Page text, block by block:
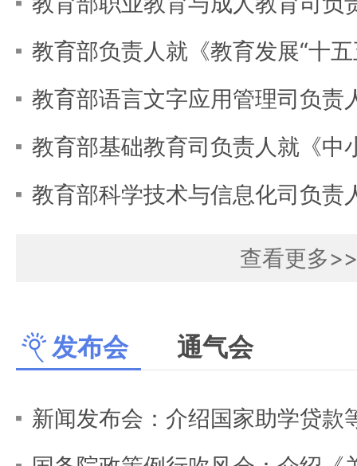
查看更多>>
发布会 通气会